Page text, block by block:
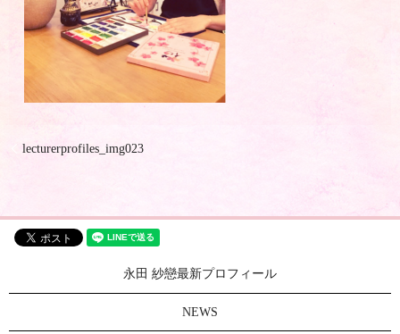
lecturerprofiles_img023
永田 紗戀最新プロフィール
NEWS